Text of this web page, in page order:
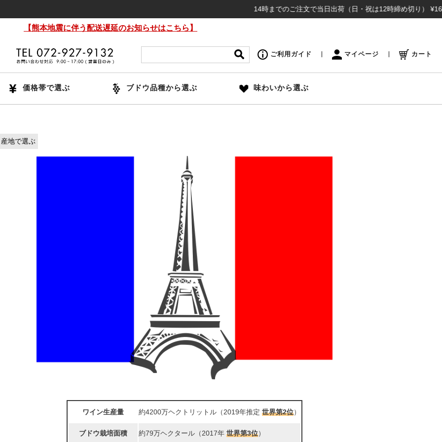
14時までのご注文で当日出荷（日・祝は12時締め切り） ¥16,500(
【熊本地震に伴う配送遅延のお知らせはこちら】
ご利用ガイド マイページ カート
価格帯で選ぶ ブドウ品種から選ぶ 味わいから選ぶ
産地で選ぶ
ワイン生産量 約4200万ヘクトリットル（2019年推定 世界第2位）
ブドウ栽培面積 約79万ヘクタール（2017年 世界第3位）